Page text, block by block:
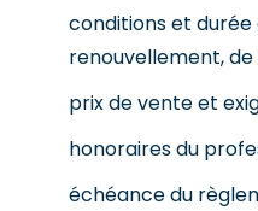
conditions et
renouvellement,
prix de vente et
honoraires du
échéance du